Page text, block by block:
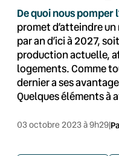
De quoi nous pomper
promet d’atteindre
par an d’ici à 2027,
production actuelle,
logements. Comme
dernier a ses
Quelques éléments à
03 octobre 2023 à 9h29|